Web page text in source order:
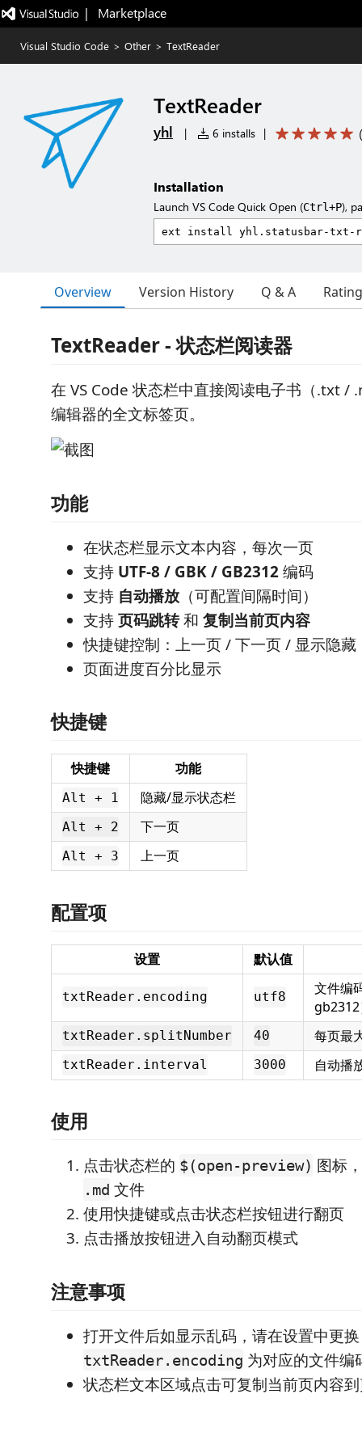
|   Marketplace
Visual Studio Code > Other > TextReader
TextReader
yhl | 6 installs | (
Installation
Launch VS Code Quick Open (Ctrl+P),
Overview Version History Q & A
TextReader - 状态栏阅读器
在 VS Code 状态栏中直接阅读电子书（.txt /
编辑器的全文标签页。
功能
在状态栏显示文本内容，每次一页
支持 UTF-8 / GBK / GB2312编码
支持 自动播放 （可配置间隔时间）
支持页码跳转和 复制当前页内容
快捷键控制：上一页 / 下一页 / 显示隐藏
页面进度百分比显示
快捷键
快捷键 功能
Alt + 1 隐藏/显示状态栏
Alt + 2 下一页
Alt + 3 上一页
配置项
设置 默认值
txtReader.encoding utf8
文件编
txtReader.splitNumber 40 每页最
txtReader.interval 3000 自动播
使用
点击状态栏的 $(open-preview) 图标
.md 文件
使用快捷键或点击状态栏按钮进行翻页
点击播放按钮进入自动翻页模式
注意事项
打开文件后如显示乱码，请在设置中更换
txtReader.encoding 为对应的文件编
状态栏文本区域点击可复制当前页内容